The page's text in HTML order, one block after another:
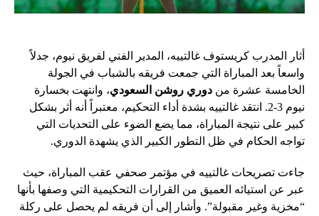
أثار المدرب كريستوف غالتييه، المدير الفني لفريق نيوم، جدلاً
واسعاً بعد المباراة التي جمعت فريقه بالشباب في الجولة
الخامسة عشرة من دوري روشن السعودي، وانتهت بخسارة
نيوم 3-2. انتقد غالتييه بشدة أداء التحكيم، معتبراً أنه أثر بشكل
كبير على نتيجة المباراة، مما يضع الضوء على التحديات التي
تواجه الحكام في ظل التطور الكبير الذي يشهدة الدوري.
جاءت تصريحات غالتييه في مؤتمر صحفي عقب المباراة، حيث
عبر عن استيائه العميق من القرارات التحكيمية التي وصفها بأنها
“مخزية وغير مقبولة”. وأشار إلى أن فريقه لم يحصل على ركلة